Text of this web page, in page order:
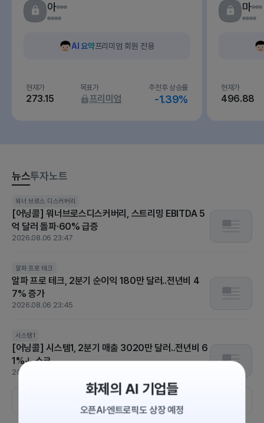
화제의 AI 기업들
오픈AI·엔트로픽도 상장 예정
아
AI 요약프리미엄 회원 전용
현재가
273.15
목표가
프리미엄
추천후 상승률
-1.39%
마
현재가
496.88
뉴스투자노트
워너 브로스 디스커버리
[어닝콜] 워너브로스디스커버리, 스트리밍 EBITDA 5
억 달러 돌파·60% 급증
2026.08.06 23:47
알파 프로 테크
알파 프로 테크, 2분기 순이익 180만 달러..전년비 4
7% 증가
2026.08.06 23:45
시스템1
[어닝콜] 시스템1, 2분기 매출 3020만 달러..전년비 6
1%↓ 쇼크
2026.08.06 23:37
[US STOCK BRIEF] 다우지수 또 사상 최고치…엔비디아 강세에
도 기술주 차익실현
2026.08.06 07:05
한국인은 어떤 미국주식을 가장 많이 샀을까요?
2026.08.05 12:25
애플 애플 마이크로소프트
는 성공할까?
2026.08.05 11:00